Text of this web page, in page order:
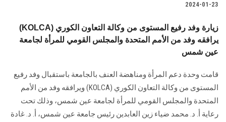
الموظفون
سجل الان
2024-01-23
(KOLCA) زيارة وفد رفيع المستوى من وكالة التعاون الكوري
يرافقه وفد من الأمم المتحدة والمجلس القومي للمرأة لجامعة
عين شمس
قامت وحدة دعم المرأة ومناهضة العنف بالجامعة باستقبال وفد رفيع
المستوى من ‏وكالة التعاون الكوري‎ (KOLCA) ‎ويرافقه وفد من الأمم
المتحدة والمجلس القومي للمرأة لجامعة ‏عين شمس، وذلك تحت
رعاية أ. د. محمد ضياء زين العابدين رئيس جامعة عين شمس، أ. د. ‏غادة